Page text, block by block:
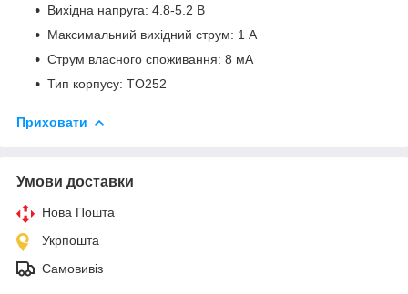
Вихідна напруга: 4.8-5.2 В
Максимальний вихідний струм: 1 А
Струм власного споживання: 8 мА
Тип корпусу: TO252
Приховати
Умови доставки
Нова Пошта
Укрпошта
Самовивіз